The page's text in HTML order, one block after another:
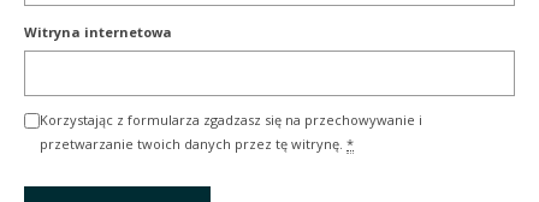
Witryna internetowa
Korzystając z formularza zgadzasz się na przechowywanie i
przetwarzanie twoich danych przez tę witrynę. *